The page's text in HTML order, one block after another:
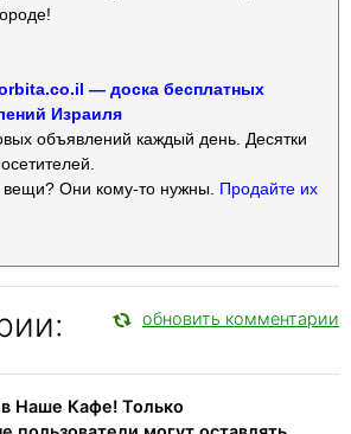
— доска бесплатных
Израиля
объявлений каждый день. Десятки
Они кому-то нужны. Продайте их
обновить комментарии
Наше Кафе! Только